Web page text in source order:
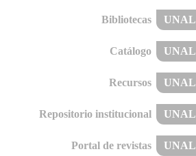
Bibliotecas UNAL
Catálogo UNAL
Recursos UNAL
Repositorio institucional UNAL
Portal de revistas UNAL